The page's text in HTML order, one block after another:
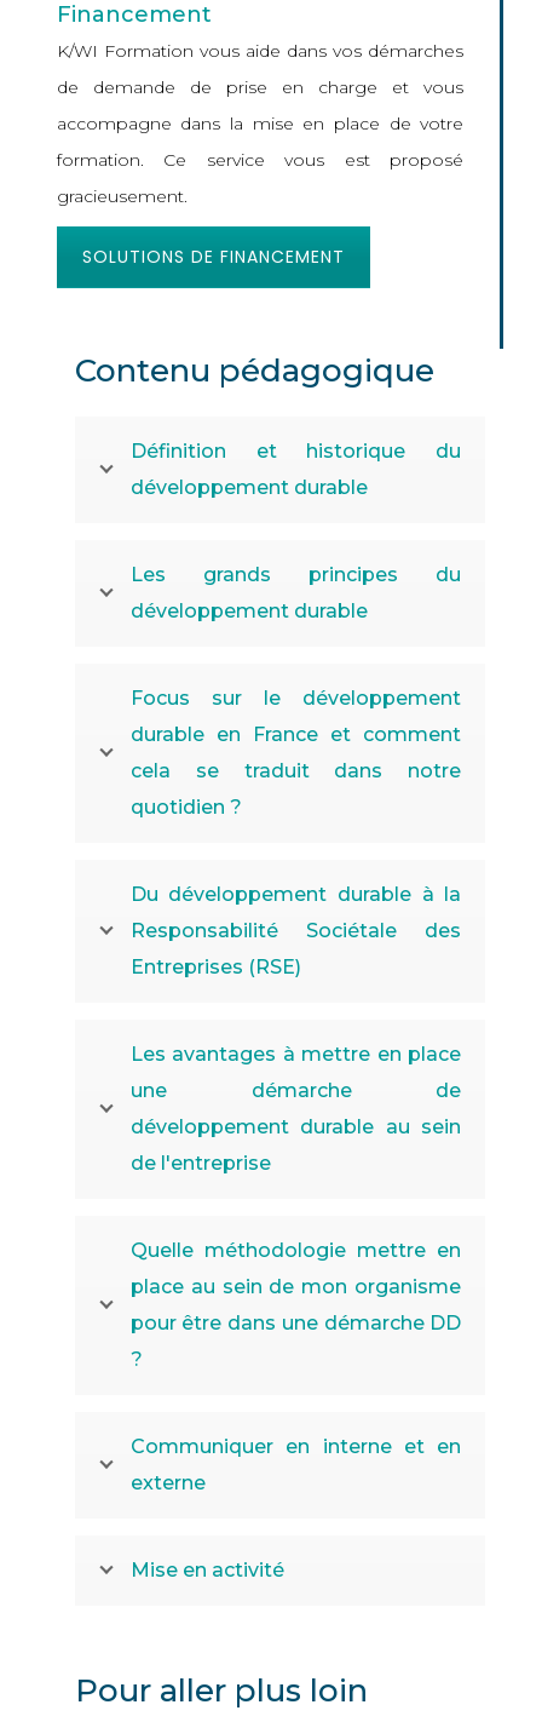
Financement
K/WI Formation vous aide dans vos démarches
de demande de prise en charge et vous
accompagne dans la mise en place de votre
formation. Ce service vous est proposé
gracieusement.
SOLUTIONS DE FINANCEMENT
Contenu pédagogique
Définition et historique du
développement durable
Les grands principes du
développement durable
Focus sur le développement
durable en France et comment
cela se traduit dans notre
quotidien ?
Du développement durable à la
Responsabilité Sociétale des
Entreprises (RSE)
Les avantages à mettre en place
une démarche de
développement durable au sein
de l'entreprise
Quelle méthodologie mettre en
place au sein de mon organisme
pour être dans une démarche DD
?
Communiquer en interne et en
externe
Mise en activité
Pour aller plus loin